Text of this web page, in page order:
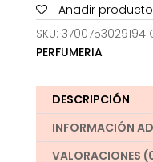
Añadir
SKU: 3700753029194
PERFUMERIA
DESCRIPCIÓN
INFORMACIÓN
VALORACIONES